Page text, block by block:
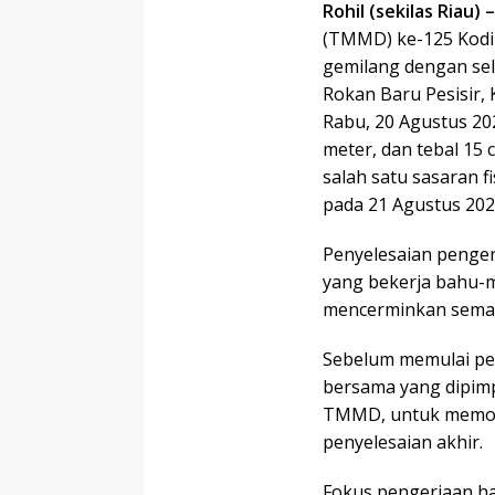
Rohil (sekilas Riau) –
(TMMD) ke-125
gemilang dengan
Rokan Baru Pesisir,
Rabu, 20 Agustus
meter, dan tebal 15
salah satu sasaran
pada 21 Agustus
Penyelesaian
yang bekerja bahu-
mencerminkan
Sebelum memulai
bersama yang
TMMD, untuk
penyelesaian akhir.